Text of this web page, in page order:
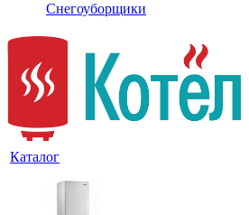
Снегоуборщики
Каталог